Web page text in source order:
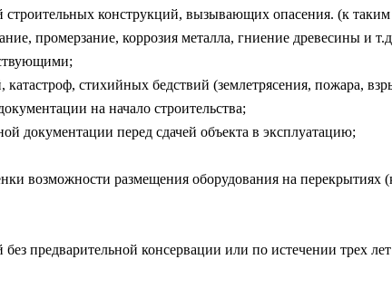
конструкций, вызывающих опасения. (к таким
промерзание, коррозия металла, гниение древесины и
стихийных бедствий (землетрясения, пожара,
на начало строительства;
документации перед сдачей объекта в эксплуатацию;
возможности размещения оборудования на перекрытиях
предварительной консервации или по истечении трех